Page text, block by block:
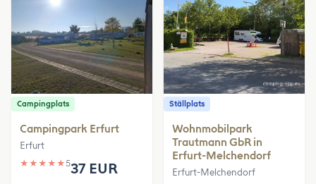
Campingplats
Campingpark Erfurt
Erfurt
★ ★ ★ ★ ★537 EUR
Ställplats
Wohnmobilpark
Trautmann GbR in
Erfurt-Melchendorf
Erfurt-Melchendorf